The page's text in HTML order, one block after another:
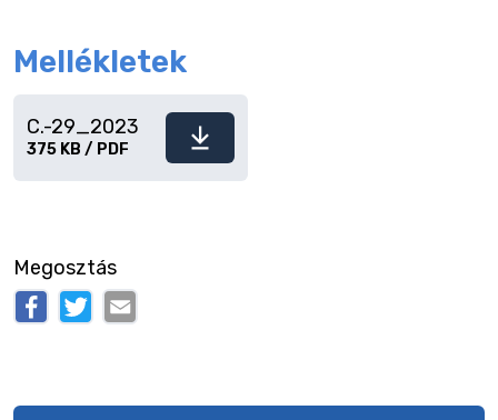
Mellékletek
Fájl
C.-29_2023
375 KB / PDF
Megosztás